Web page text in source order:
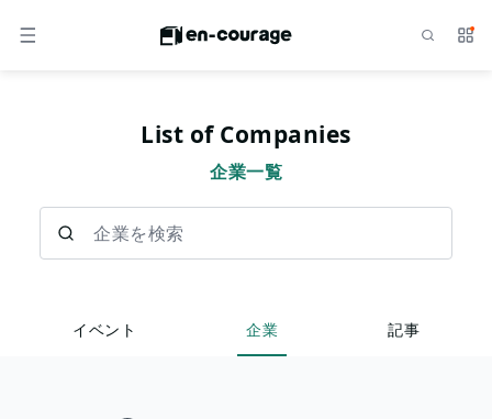
メニュー サ
List of Companies
企業一覧
イベント 企業 記事